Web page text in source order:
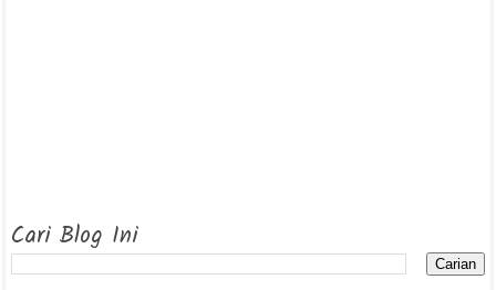
Cari Blog Ini